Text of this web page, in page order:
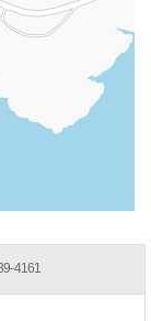
4161